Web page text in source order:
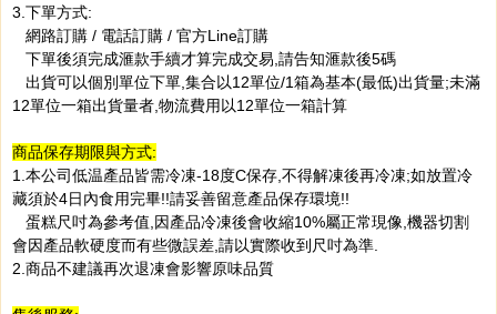
3.下單方式:
網路訂購 / 電話訂購 / 官方Line訂購
下單後須完成滙款手續才算完成交易,請告知滙款後5碼
出貨可以個別單位下單,集合以12單位/1箱為基本(最低)出貨量;未滿
12單位一箱出貨量者,物流費用以12單位一箱計算
商品保存期限與方式:
1.本公司低温產品皆需冷凍-18度C保存,不得解凍後再冷凍;如放置冷
藏須於4日內食用完畢!!請妥善留意產品保存環境!!
蛋糕尺吋為參考值,因產品冷凍後會收縮10%屬正常現像,機器切割
會因產品軟硬度而有些微誤差,請以實際收到尺吋為準.
2.商品不建議再次退凍會影響原味品質